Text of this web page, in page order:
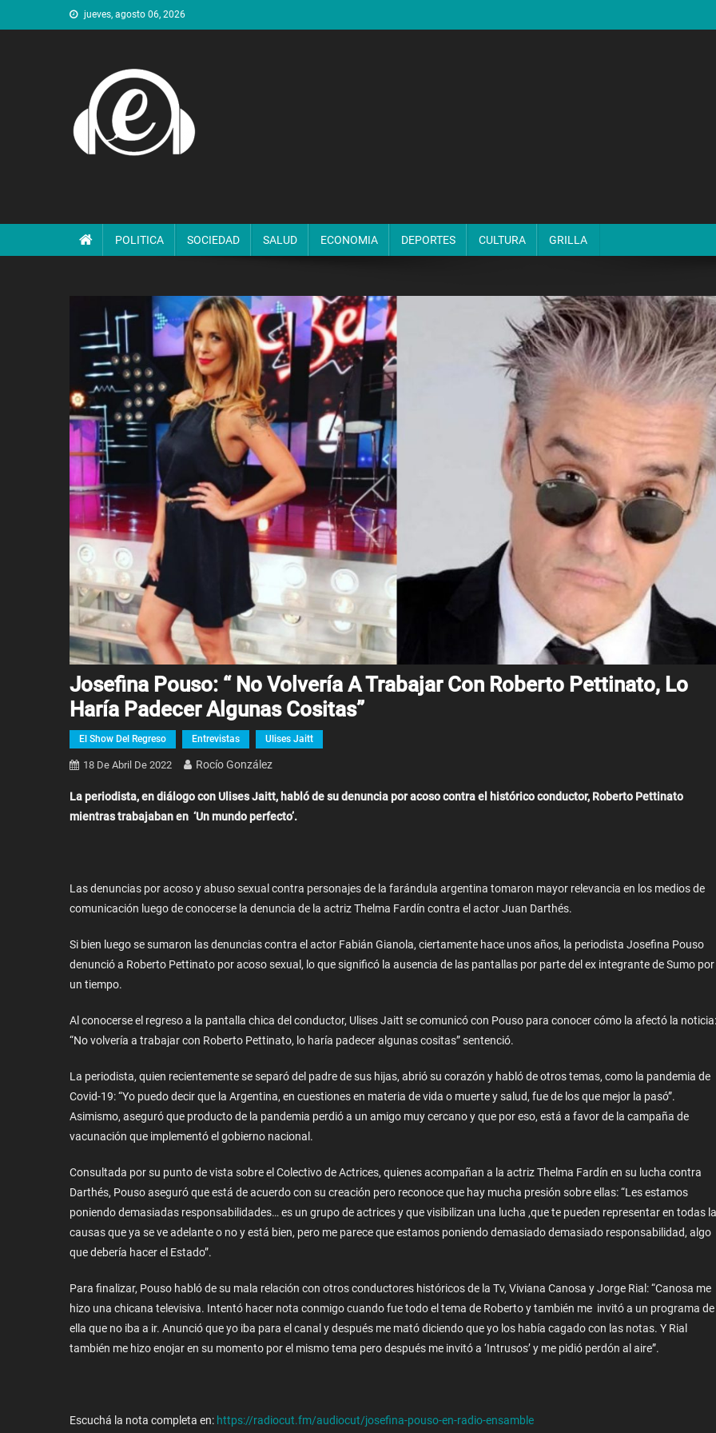
al
jueves, agosto 06, 2026
POLITICA SOCIEDAD SALUD ECONOMIA DEPORTES CULTURA GRILLA
Josefina Pouso: “ No Volvería A Trabajar Con Roberto Pettinato, Lo
Haría Padecer Algunas Cositas”
El Show Del Regreso Entrevistas Ulises Jaitt
18 De Abril De 2022 Rocío González
La periodista, en diálogo con Ulises Jaitt, habló de su denuncia por acoso contra el histórico conductor, Roberto Pettinato
mientras trabajaban en ‘Un mundo perfecto’.
Las denuncias por acoso y abuso sexual contra personajes de la farándula argentina tomaron mayor relevancia en los medios de
comunicación luego de conocerse la denuncia de la actriz Thelma Fardín contra el actor Juan Darthés.
Si bien luego se sumaron las denuncias contra el actor Fabián Gianola, ciertamente hace unos años, la periodista Josefina Pouso
denunció a Roberto Pettinato por acoso sexual, lo que significó la ausencia de las pantallas por parte del ex integrante de Sumo por
un tiempo.
Al conocerse el regreso a la pantalla chica del conductor, Ulises Jaitt se comunicó con Pouso para conocer cómo la afectó la noticia:
“No volvería a trabajar con Roberto Pettinato, lo haría padecer algunas cositas” sentenció.
La periodista, quien recientemente se separó del padre de sus hijas, abrió su corazón y habló de otros temas, como la pandemia de
Covid-19: “Yo puedo decir que la Argentina, en cuestiones en materia de vida o muerte y salud, fue de los que mejor la pasó”.
Asimismo, aseguró que producto de la pandemia perdió a un amigo muy cercano y que por eso, está a favor de la campaña de
vacunación que implementó el gobierno nacional.
Consultada por su punto de vista sobre el Colectivo de Actrices, quienes acompañan a la actriz Thelma Fardín en su lucha contra
Darthés, Pouso aseguró que está de acuerdo con su creación pero reconoce que hay mucha presión sobre ellas: “Les estamos
poniendo demasiadas responsabilidades… es un grupo de actrices y que visibilizan una lucha ,que te pueden representar en todas
causas que ya se ve adelante o no y está bien, pero me parece que estamos poniendo demasiado demasiado responsabilidad, algo
que debería hacer el Estado”.
Para finalizar, Pouso habló de su mala relación con otros conductores históricos de la Tv, Viviana Canosa y Jorge Rial: “Canosa me
hizo una chicana televisiva. Intentó hacer nota conmigo cuando fue todo el tema de Roberto y también me invitó a un programa de
ella que no iba a ir. Anunció que yo iba para el canal y después me mató diciendo que yo los había cagado con las notas. Y Rial
también me hizo enojar en su momento por el mismo tema pero después me invitó a ‘Intrusos’ y me pidió perdón al aire”.
Escuchá la nota completa en: https://radiocut.fm/audiocut/josefina-pouso-en-radio-ensamble